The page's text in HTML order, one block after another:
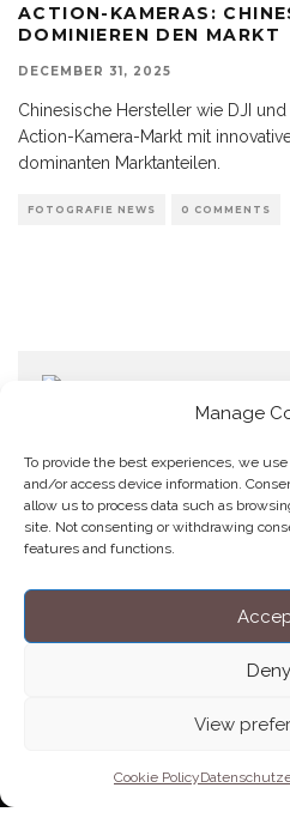
Manage
To provide the best experiences, we
and/or access device information.
allow us to process data such as
site. Not consenting or withdrawing
features and functions.
Deny
View
Cookie Policy
ACTION-KAMERAS:
DOMINIEREN DEN MARKT
DECEMBER 31, 2025
Chinesische Hersteller wie DJI
Action-Kamera-Markt mit
dominanten Marktanteilen.
FOTOGRAFIE NEWS 0 COMMENTS
Home
Impressum